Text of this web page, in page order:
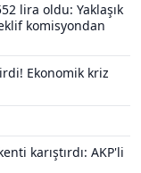
lira oldu: Yaklaşık
komisyondan
Ekonomik kriz
karıştırdı: AKP'li